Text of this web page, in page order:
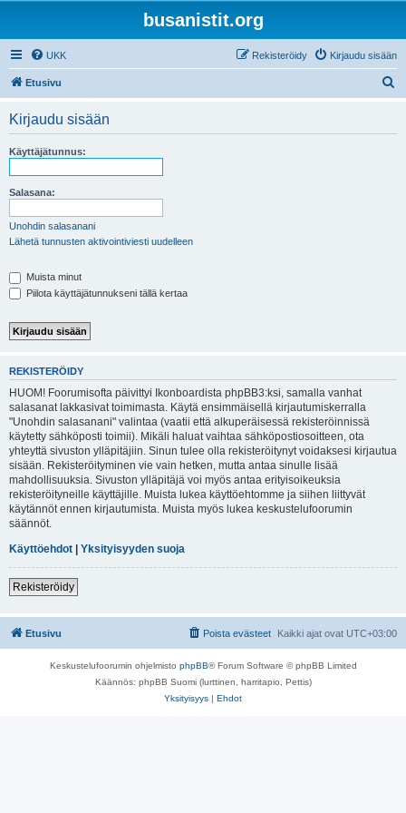
busanistit.org
UKK Kirjaudu sisään
Rekisteröidy
Etusivu
Kirjaudu sisään
Käyttäjätunnus:
Salasana:
Unohdin salasanani
Lähetä tunnusten aktivointiviesti uudelleen
Muista minut
Piilota käyttäjätunnukseni tällä kertaa
REKISTERÖIDY
HUOM! Foorumisofta päivittyi Ikonboardista phpBB3:ksi, samalla vanhat
salasanat lakkasivat toimimasta. Käytä ensimmäisellä kirjautumiskerralla
"Unohdin salasanani" valintaa (vaatii että alkuperäisessä rekisteröinnissä
käytetty sähköposti toimii). Mikäli haluat vaihtaa sähköpostiosoitteen, ota
yhteyttä sivuston ylläpitäjiin. Sinun tulee olla rekisteröitynyt voidaksesi kirjautua
sisään. Rekisteröityminen vie vain hetken, mutta antaa sinulle lisää
mahdollisuuksia. Sivuston ylläpitäjä voi myös antaa erityisoikeuksia
rekisteröityneille käyttäjille. Muista lukea käyttöehtomme ja siihen liittyvät
käytännöt ennen kirjautumista. Muista myös lukea keskustelufoorumin
säännöt.
Käyttöehdot | Yksityisyyden suoja
Rekisteröidy
Etusivu Kaikki ajat ovat UTC+03:00
Poista evästeet
Keskustelufoorumin ohjelmisto phpBB® Forum Software © phpBB Limited
Käännös: phpBB Suomi (lurttinen, harritapio, Pettis)
Yksityisyys | Ehdot